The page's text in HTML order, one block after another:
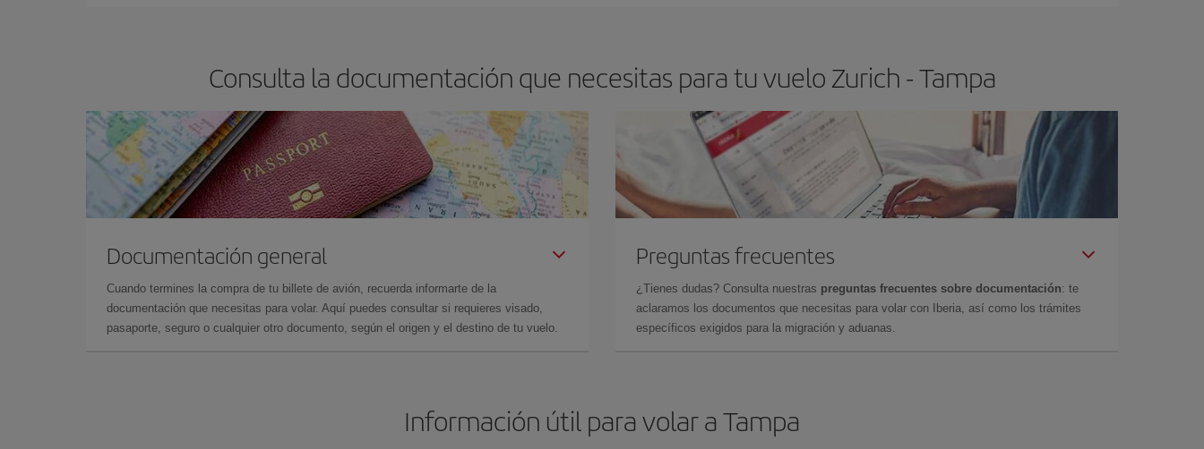
Consulta la documentación que necesitas para tu vuelo Zurich - Tampa
Documentación general
Cuando termines la compra de tu billete de avión, recuerda informarte de la
documentación que necesitas para volar. Aquí puedes consultar si requieres visado,
pasaporte, seguro o cualquier otro documento, según el origen y el destino de tu vuelo.
Preguntas frecuentes
¿Tienes dudas? Consulta nuestras preguntas frecuentes sobre documentación: te
aclaramos los documentos que necesitas para volar con Iberia, así como los trámites
específicos exigidos para la migración y aduanas.
Información útil para volar a Tampa